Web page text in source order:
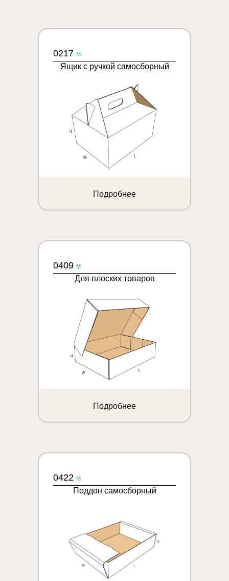
0217 M
Ящик с ручкой самосборный
Подробнее
0409 M
Для плоских товаров
Подробнее
0422 M
Поддон самосборный